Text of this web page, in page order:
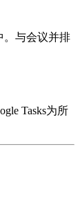
。与会议并排
Tasks为所